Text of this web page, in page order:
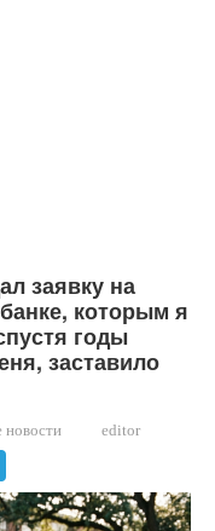
заявку на
которым я
годы
заставило
новости editor